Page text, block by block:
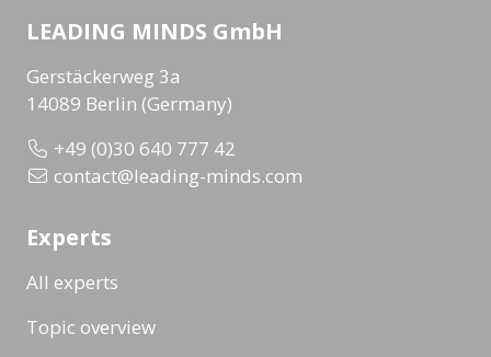
LEADING MINDS GmbH
Gerstäckerweg 3a
14089 Berlin (Germany)
+49 (0)30 640 777 42
contact@leading-minds.com
Experts
All experts
Topic overview